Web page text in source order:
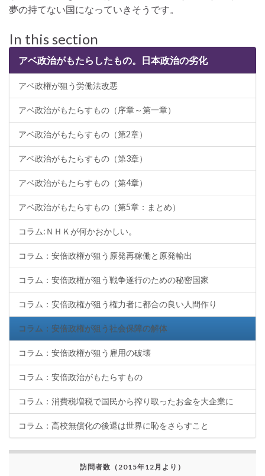
夢の持てない国になっていきそうです。
In this section
アベ政治がもたらしたもの。日本政治の劣化
アベ政権が狙う労働法改悪
アベ政治がもたらすもの（序章～第一章）
アベ政治がもたらすもの（第2章）
アベ政治がもたらすもの（第3章）
アベ政治がもたらすもの（第4章）
アベ政治がもたらすもの（第5章：まとめ）
コラム:ＮＨＫが何かおかしい。
コラム：安倍政権が狙う原発再稼働と原発輸出
コラム：安倍政権が狙う戦争遂行のための秘密国家
コラム：安倍政権が狙う権力者に都合の良い人間作り
コラム：安倍政権が狙う社会保障の解体
コラム：安倍政権が狙う雇用の破壊
コラム：安倍政治がもたらすもの
コラム：消費税増税で国民から搾り取ったお金を大企業に
コラム：高校無償化の後退は世界に恥をさらすこと
訪問者数（2015年12月より）